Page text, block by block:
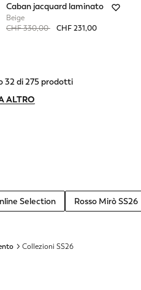
Caban jacquard laminato
Beige
Price reduced from
CHF 330,00toCHF 231,00
32 di 275 prodotti
ALTRO
Selection Rosso Mirò SS26
Collezioni SS26